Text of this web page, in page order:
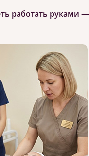
работать руками —